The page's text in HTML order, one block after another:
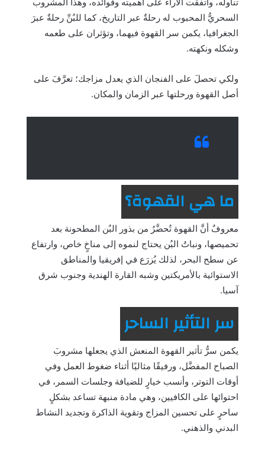
السحريُّ المحبوب له رحلةٌ عبر التاريخ، كما للبُنِّ رحلةٌ عبرَ
الجغرافيا، يكمن سر القهوة فيهما، وتؤثران على طعمه
وشكله ونكهته.
ولكي تحصلَ على الفنجان الذي يعدل مزاجك؛ تعرَّفَ على
أصل القهوة ورحلتها عبر الزمان والمكان.
ما هي القهوة؟
معروفٌ أنَّ القهوة تُحضَّرُ من بذور البُن المطحونة بعد
تحميصها، ونباتُ البُن يحتاج لنموه إلى مناخٍ خاص، وارتفاع
عن سطح البحر، لذلك يُزرَع في إفريقيا والمناطق
الاستوائية بالأمريكتين وشبه القارة الهندية وجنوب شرق
آسيا.
سر التأثير الساحر
يكمن سرُّ تأثير القهوة المنعش الذي يجعلها مشروبَ
الصباح المفضَّل، ورفيقًا مثاليًا أثناء ضغوط العمل وفي
أوقات التوتر، وأنسب خيارٍ للضيافة وجلسات السمر، في
احتوائها على الكافيين، وهي مادة منبهة تساعد بشكلٍ
ساحرٍ على تحسين المزاج وتقوية الذاكرة وتجديد النشاط
البدني والذهني.